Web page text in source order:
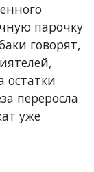
парочку
говорят,
остатки
переросла
уже